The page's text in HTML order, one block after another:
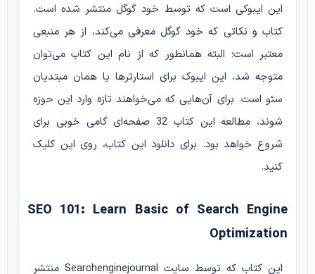
این ایبوکی است که توسط خود گوگل منتشر شده است.
کتاب و نکاتی که خود گوگل معرفی می‌کند، از هر منبعی
معتبر است؛ البته همانطور که از نام این کتاب می‌توان
متوجه شد، این ایبوک برای استارترها یا همان مبتدیان
سئو است. برای آن‌هایی که می‌خواهند تازه وارد این حوزه
شوند، مطالعه این کتاب 32 صفحه‌ای گامی خوبی برای
شروع خواهد بود. برای دانلود این کتاب، روی این کلیک
کنید.
SEO 101: Learn Basic of Search Engine
Optimization
این کتاب که توسط سایت Searchenginejournal منتشر